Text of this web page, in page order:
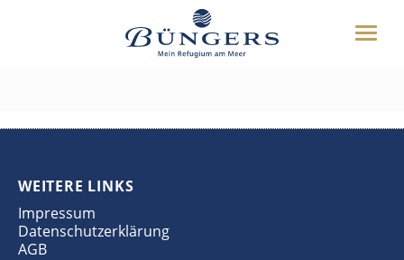
Toggle
BUCHEN
04349 8070
exklusiv-04
WEITERE LINKS
Impressum
Datenschutzerklärung
AGB